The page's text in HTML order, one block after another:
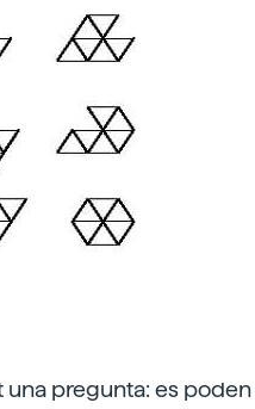
una pregunta: es